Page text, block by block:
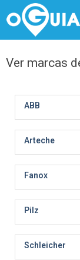
Ver marcas
ABB
Arteche
Fanox
Pilz
Schleicher